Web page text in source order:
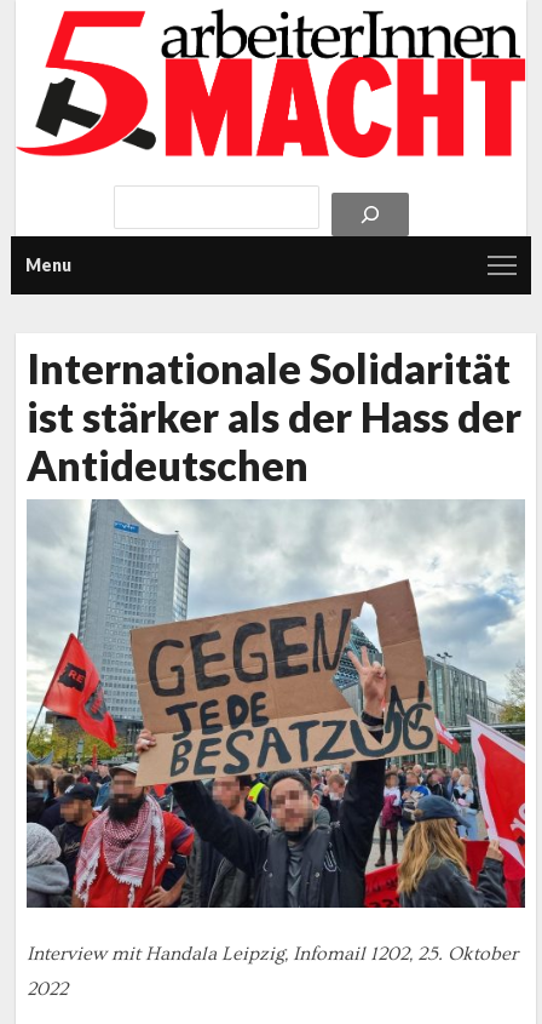
Menu
Internationale Solidarität
ist stärker als der Hass der
Antideutschen
Interview mit Handala Leipzig, Infomail 1202, 25. Oktober
2022